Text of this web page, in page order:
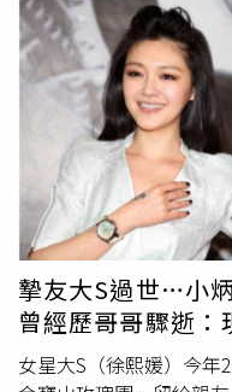
易。」 在 Instagram 查看這則貼文 從 Instagram 分享的貼
文 郁方也發文表示，憶起當時大小S剛出道時，演藝圈掀起
一陣轟動，她也看到姊
濃濃的母愛和支持，我
年代S媽一個女人帶著3
3個小孩教育得很好，3
愛功不可沒。」郁方心
她向S媽喊話：「我們
S媽一定要好好的保重
媽的王月，轉發郁方的
常說自己壯得像條牛，
王月大讚S媽獨力養育個
範下，各個出色非凡。
摯友大S過世…小
曾經歷哥哥驟逝：
女星大S（徐熙媛）今